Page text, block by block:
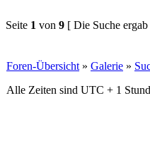
Seite 1 von 9 [ Die Suche
Foren-Übersicht » Galerie »
Alle Zeiten sind UTC + 1